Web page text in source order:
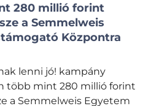
280 millió forint
a Semmelweis
Központra
lenni jó! kampány
több mint 280 millió forint
a Semmelweis Egyetem